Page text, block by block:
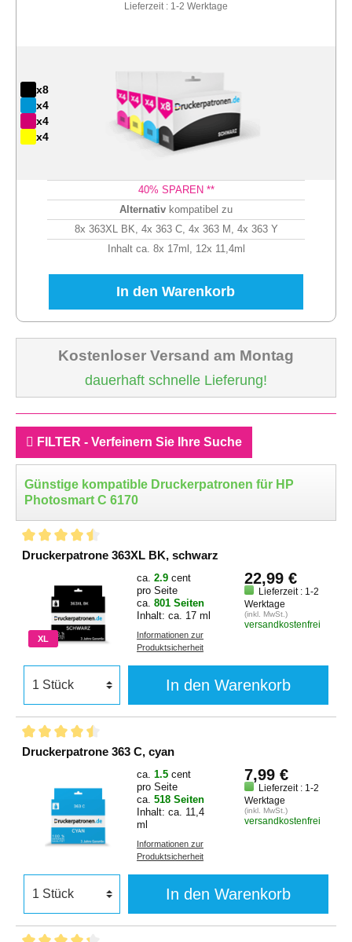
Lieferzeit : 1-2 Werktage
x8
x4
x4
x4
40% SPAREN **
Alternativ kompatibel zu
8x 363XL BK, 4x 363 C, 4x 363 M, 4x 363 Y
Inhalt ca. 8x 17ml, 12x 11,4ml
In den Warenkorb
Kostenloser Versand am Montag
dauerhaft schnelle Lieferung!
FILTER - Verfeinern Sie Ihre Suche
Günstige kompatible Druckerpatronen für HP
Photosmart C 6170
Druckerpatrone 363XL BK, schwarz
XL
ca. 2.9 cent
pro Seite
ca. 801 Seiten
Inhalt: ca. 17 ml
Informationen zur
Produktsicherheit
22,99 €
Lieferzeit : 1-2
Werktage
(inkl. MwSt.)
versandkostenfrei
In den Warenkorb
Druckerpatrone 363 C, cyan
ca. 1.5 cent
pro Seite
ca. 518 Seiten
Inhalt: ca. 11,4
ml
Informationen zur
Produktsicherheit
7,99 €
Lieferzeit : 1-2
Werktage
(inkl. MwSt.)
versandkostenfrei
In den Warenkorb